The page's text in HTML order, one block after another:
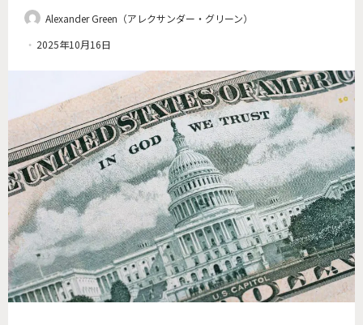
Alexander Green（アレクサンダー・グリーン）
2025年10月16日